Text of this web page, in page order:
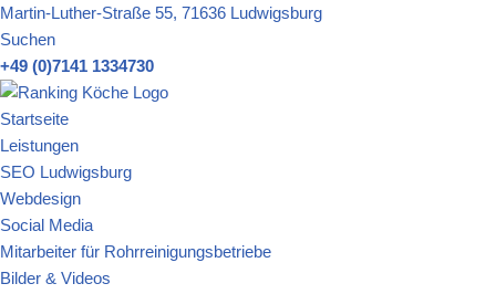
Zum
Inhalt
springen
Martin-Luther-Straße 55, 71636 Ludwigsburg
Suchen
+49 (0)7141 1334730
Startseite
Leistungen
SEO Ludwigsburg
Webdesign
Social Media
Mitarbeiter für Rohrreinigungsbetriebe
Bilder & Videos